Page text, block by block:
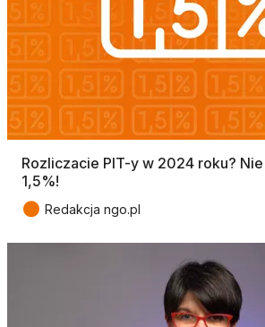
Rozliczacie PIT-y w 2024 roku?
1,5%!
● Redakcja ngo.pl